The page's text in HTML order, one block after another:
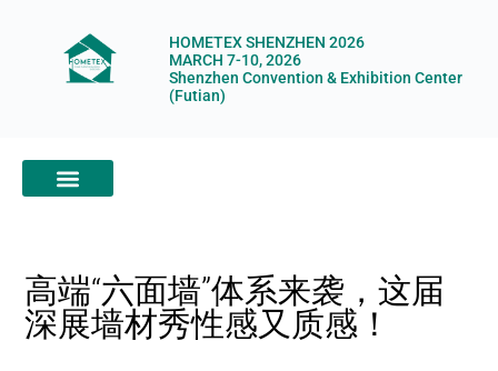
HOMETEX SHENZHEN 2026
MARCH 7-10, 2026
Shenzhen Convention & Exhibition Center
(Futian)
高端“六面墙”体系来袭，这届
深展墙材秀性感又质感！